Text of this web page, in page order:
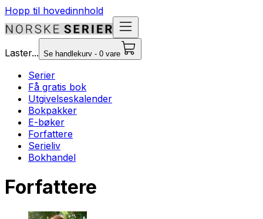
Hopp til hovedinnhold
Laster... Se handlekurv - 0 vare
Serier
Få gratis bok
Utgivelseskalender
Bokpakker
E-bøker
Forfattere
Serieliv
Bokhandel
Forfattere